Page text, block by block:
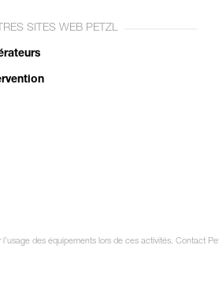
SITES WEB PETZL
des équipements lors de ces activités. Contact